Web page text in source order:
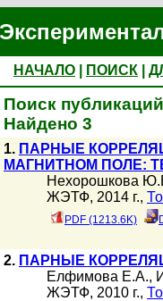
НАЧАЛО ПОИСК
Поиск
Найдено 3
1. ПАРНЫЕ
МАГНИТНОМ ПОЛЕ:
Нехорошкова
ЖЭТФ, 2014 г.,
PDF (1213.6K)
2. ПАРНЫЕ
Елфимова Е.А.,
ЖЭТФ, 2010 г.,